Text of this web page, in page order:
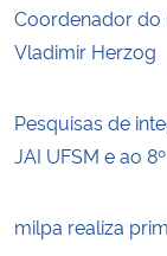
Coordenador do
Vladimir Herzog
Pesquisas de
JAI UFSM e ao
milpa realiza